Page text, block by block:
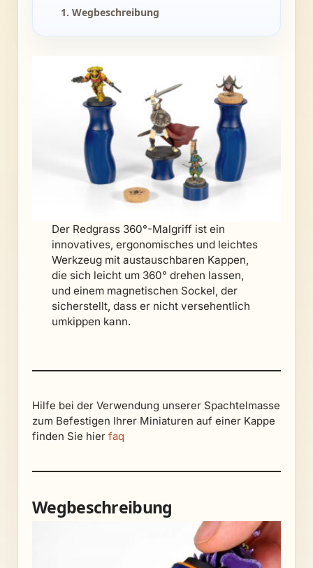
1. Wegbeschreibung
Der Redgrass 360°-Malgriff ist ein
innovatives, ergonomisches und leichtes
Werkzeug mit austauschbaren Kappen,
die sich leicht um 360° drehen lassen,
und einem magnetischen Sockel, der
sicherstellt, dass er nicht versehentlich
umkippen kann.
Hilfe bei der Verwendung unserer Spachtelmasse
zum Befestigen Ihrer Miniaturen auf einer Kappe
finden Sie hier faq
Wegbeschreibung